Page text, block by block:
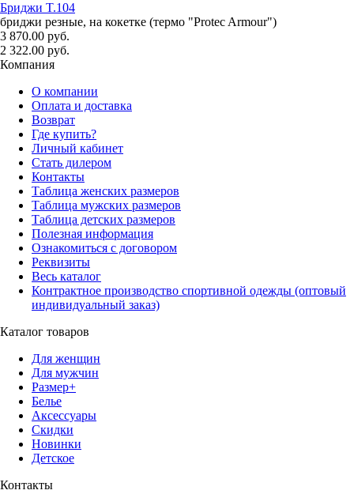
Бриджи T.104
бриджи резные, на кокетке (термо "Protec Armour")
3 870.00 руб.
2 322.00 руб.
Компания
О компании
Оплата и доставка
Возврат
Где купить?
Личный кабинет
Стать дилером
Контакты
Таблица женских размеров
Таблица мужских размеров
Таблица детских размеров
Полезная информация
Ознакомиться с договором
Реквизиты
Весь каталог
Контрактное производство спортивной одежды (оптовый
индивидуальный заказ)
Каталог товаров
Для женщин
Для мужчин
Размер+
Белье
Аксессуары
Скидки
Новинки
Детское
Контакты